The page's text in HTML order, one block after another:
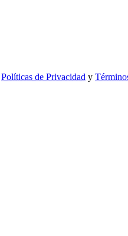
Políticas de Privacidad y